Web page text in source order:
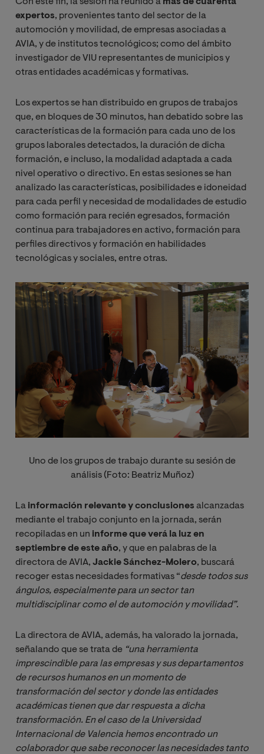
expertos, provenientes tanto del sector de la
automoción y movilidad, de empresas asociadas a
AVIA, y de institutos tecnológicos; como del ámbito
investigador de VIU representantes de municipios y
otras entidades académicas y formativas.
Los expertosse han distribuido en grupos de trabajos
que, en bloques de 30 minutos, han debatido sobre las
características de la formación para cada uno de los
grupos laborales detectados, la duración de dicha
formación, e incluso, la modalidad adaptada a cada
nivel operativo o directivo. En estas sesiones se han
analizado las características, posibilidades e idoneidad
para cada perfil y necesidad de modalidades de estudio
como formación para recién egresados, formación
continua para trabajadores en activo, formación para
perfiles directivos y formación en habilidades
tecnológicas y sociales, entre otras.
Image
Uno de los grupos de trabajo durante su sesión de
análisis (Foto: Beatriz Muñoz)
La información relevante y conclusiones alcanzadas
mediante el trabajo conjunto en la jornada, serán
recopiladas en un informe que verá la luz en
septiembre de este año, y que en palabras de la
directora de AVIA, Jackie Sánchez-Molero, buscará
recoger estas necesidades formativas “desde todos sus
ángulos, especialmente para un sector tan
multidisciplinar como el de automoción y movilidad”.
La directora de AVIA, además, ha valorado la jornada,
señalando que se trata de “una herramienta
imprescindible para las empresas y sus departamentos
de recursos humanos en un momento de
transformación del sector y donde las entidades
académicas tienen que dar respuesta a dicha
transformación. En el caso de la Universidad
Internacional de Valencia hemos encontrado un
colaborador que sabe reconocer las necesidades tanto